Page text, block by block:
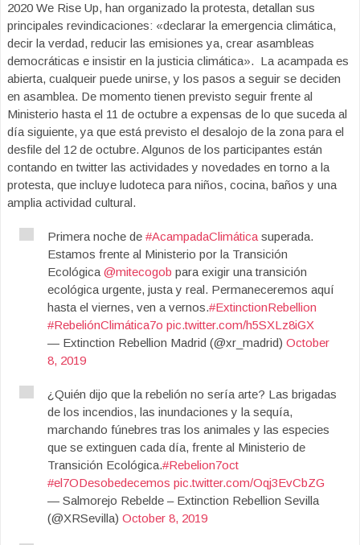
2020 We Rise Up, han organizado la protesta, detallan sus
principales revindicaciones: «declarar la emergencia climática,
decir la verdad, reducir las emisiones ya, crear asambleas
democráticas e insistir en la justicia climática». La acampada es
abierta, cualqueir puede unirse, y los pasos a seguir se deciden
en asamblea. De momento tienen previsto seguir frente al
Ministerio hasta el 11 de octubre a expensas de lo que suceda al
día siguiente, ya que está previsto el desalojo de la zona para el
desfile del 12 de octubre. Algunos de los participantes están
contando en twitter las actividades y novedades en torno a la
protesta, que incluye ludoteca para niños, cocina, baños y una
amplia actividad cultural.
Primera noche de #AcampadaClimática superada.
Estamos frente al Ministerio por la Transición
Ecológica @mitecogob para exigir una transición
ecológica urgente, justa y real. Permaneceremos aquí
hasta el viernes, ven a vernos.#ExtinctionRebellion
#RebeliónClimática7o pic.twitter.com/h5SXLz8iGX
— Extinction Rebellion Madrid (@xr_madrid) October
8, 2019
¿Quién dijo que la rebelión no sería arte? Las brigadas
de los incendios, las inundaciones y la sequía,
marchando fúnebres tras los animales y las especies
que se extinguen cada día, frente al Ministerio de
Transición Ecológica.#Rebelion7oct
#el7ODesobedecemos pic.twitter.com/Oqj3EvCbZG
— Salmorejo Rebelde – Extinction Rebellion Sevilla
(@XRSevilla) October 8, 2019